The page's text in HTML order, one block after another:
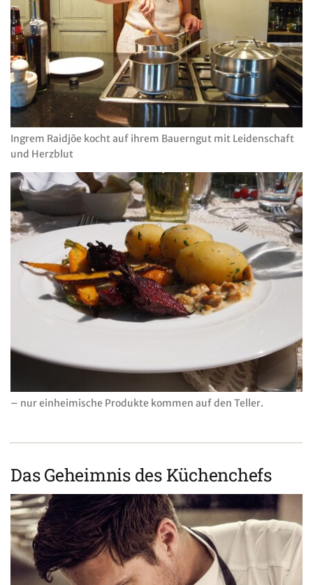
Ingrem Raidjõe kocht auf ihrem Bauerngut mit Leidenschaft
und Herzblut
– nur einheimische Produkte kommen auf den Teller.
Das Geheimnis des Küchenchefs